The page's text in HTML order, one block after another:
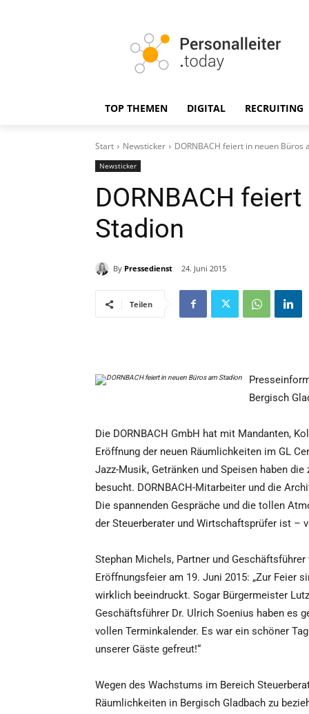
TOP THEMEN DIGITAL RECRUITING
Start Newsticker DORNBACH feiert in neuen Büros
Newsticker
DORNBACH
Stadion
By Pressedienst 24. Juni 2015
Teilen
Bergisch
Die DORNBACH GmbH hat mit Mandanten,
Eröffnung der neuen Räumlichkeiten im GL
Jazz-Musik, Getränken und Speisen haben
besucht. DORNBACH-Mitarbeiter und die
Die spannenden Gespräche und die tollen
der Steuerberater und Wirtschaftsprüfer ist –
Stephan Michels, Partner und
Eröffnungsfeier am 19. Juni 2015: „Zur Feier
wirklich beeindruckt. Sogar Bürgermeister
Geschäftsführer Dr. Ulrich Soenius haben es
vollen Terminkalender. Es war ein schöner
unserer Gäste gefreut!“
Wegen des Wachstums im Bereich
Räumlichkeiten in Bergisch Gladbach zu